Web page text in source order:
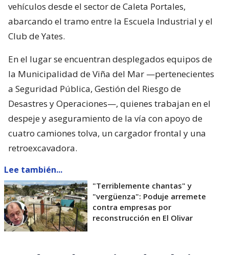
vehículos desde el sector de Caleta Portales,
abarcando el tramo entre la Escuela Industrial y el
Club de Yates.
En el lugar se encuentran desplegados equipos de
la Municipalidad de Viña del Mar —pertenecientes
a Seguridad Pública, Gestión del Riesgo de
Desastres y Operaciones—, quienes trabajan en el
despeje y aseguramiento de la vía con apoyo de
cuatro camiones tolva, un cargador frontal y una
retroexcavadora.
Lee también...
"Terriblemente chantas" y
"vergüenza": Poduje arremete
contra empresas por
reconstrucción en El Olivar